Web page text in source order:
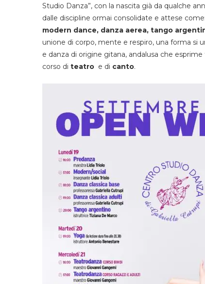
Studio Danza”, con la nascita già da qualche
dalle discipline ormai consolidate e attese come:
modern dance, danza aerea, tango
unione di corpo, mente e respiro, una forma si
e danza di origine gitana, andalusa che
corso di teatro e di canto.